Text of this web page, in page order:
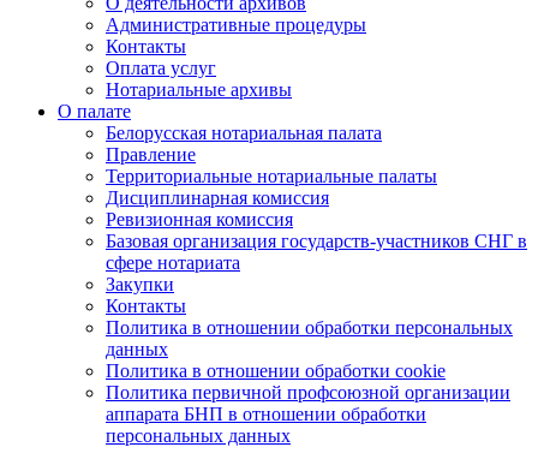
Административные процедуры
Контакты
Оплата услуг
Нотариальные архивы
О палате
Белорусская нотариальная палата
Правление
Территориальные нотариальные палаты
Дисциплинарная комиссия
Ревизионная комиссия
Базовая организация государств-участников СНГ в
сфере нотариата
Закупки
Контакты
Политика в отношении обработки персональных
данных
Политика в отношении обработки cookie
Политика первичной профсоюзной организации
аппарата БНП в отношении обработки
персональных данных